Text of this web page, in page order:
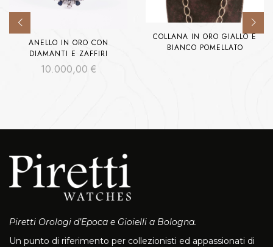
ANELLO IN ORO CON
DIAMANTI E ZAFFIRI
10.000,00 €
COLLANA IN ORO GIALLO E
BIANCO POMELLATO
Piretti Orologi d’Epoca e Gioielli a Bologna.
Un punto di riferimento per collezionisti ed appassionati di